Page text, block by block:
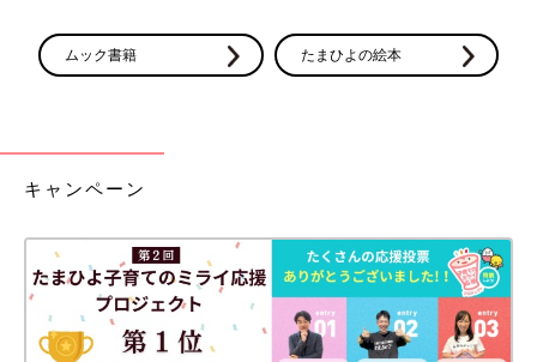
ムック書籍 たまひよの絵本
キャンペーン